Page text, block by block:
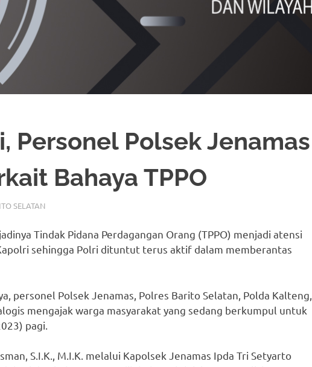
Personel Polsek Jenamas
Bahaya TPPO
SELATAN
Tindak Pidana Perdagangan Orang (TPPO) menjadi atensi
sehingga Polri dituntut terus aktif dalam memberantas
personel Polsek Jenamas, Polres Barito Selatan, Polda Kalteng,
mengajak warga masyarakat yang sedang berkumpul untuk
pagi.
S.I.K., M.I.K. melalui Kapolsek Jenamas Ipda Tri Setyarto